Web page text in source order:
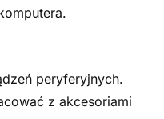
peryferyjnych.
z akcesoriami